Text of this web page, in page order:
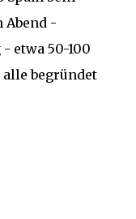
-
etwa 50-100
begründet